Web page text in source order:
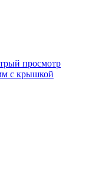
просмотр
с крышкой